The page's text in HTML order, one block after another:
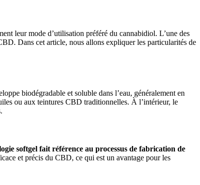
leur mode d’utilisation préféré du cannabidiol. L’une des
Dans cet article, nous allons expliquer les particularités de
biodégradable et soluble dans l’eau, généralement en
ou aux teintures CBD traditionnelles. À l’intérieur, le
softgel fait référence au processus de fabrication de
et précis du CBD, ce qui est un avantage pour les